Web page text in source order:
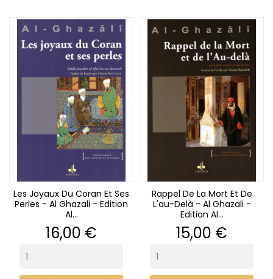
Les Joyaux Du Coran Et Ses
Perles - Al Ghazali - Edition
Al...
Prix
16,00 €
Rappel De La Mort Et De
L'au-Delà - Al Ghazali -
Edition Al...
Prix
15,00 €